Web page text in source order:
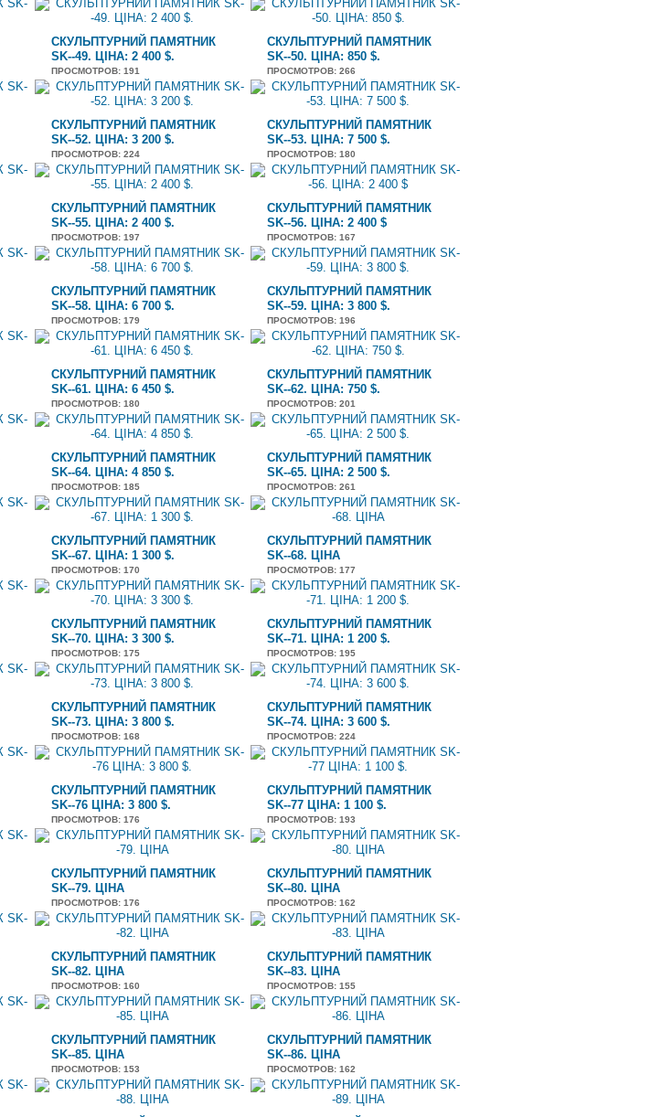
СКУЛЬПТУРНИЙ ПАМЯТНИК
SK--49. ЦІНА: 2 400 $.
ПРОСМОТРОВ: 191
СКУЛЬПТУРНИЙ ПАМЯТНИК
SK--50. ЦІНА: 850 $.
ПРОСМОТРОВ: 266
СКУЛЬПТУРНИЙ ПАМЯТНИК
SK--52. ЦІНА: 3 200 $.
ПРОСМОТРОВ: 224
СКУЛЬПТУРНИЙ ПАМЯТНИК
SK--53. ЦІНА: 7 500 $.
ПРОСМОТРОВ: 180
СКУЛЬПТУРНИЙ ПАМЯТНИК
SK--55. ЦІНА: 2 400 $.
ПРОСМОТРОВ: 197
СКУЛЬПТУРНИЙ ПАМЯТНИК
SK--56. ЦІНА: 2 400 $
ПРОСМОТРОВ: 167
СКУЛЬПТУРНИЙ ПАМЯТНИК
SK--58. ЦІНА: 6 700 $.
ПРОСМОТРОВ: 179
СКУЛЬПТУРНИЙ ПАМЯТНИК
SK--59. ЦІНА: 3 800 $.
ПРОСМОТРОВ: 196
СКУЛЬПТУРНИЙ ПАМЯТНИК
SK--61. ЦІНА: 6 450 $.
ПРОСМОТРОВ: 180
СКУЛЬПТУРНИЙ ПАМЯТНИК
SK--62. ЦІНА: 750 $.
ПРОСМОТРОВ: 201
СКУЛЬПТУРНИЙ ПАМЯТНИК
SK--64. ЦІНА: 4 850 $.
ПРОСМОТРОВ: 185
СКУЛЬПТУРНИЙ ПАМЯТНИК
SK--65. ЦІНА: 2 500 $.
ПРОСМОТРОВ: 261
СКУЛЬПТУРНИЙ ПАМЯТНИК
SK--67. ЦІНА: 1 300 $.
ПРОСМОТРОВ: 170
СКУЛЬПТУРНИЙ ПАМЯТНИК
SK--68. ЦІНА
ПРОСМОТРОВ: 177
СКУЛЬПТУРНИЙ ПАМЯТНИК
SK--70. ЦІНА: 3 300 $.
ПРОСМОТРОВ: 175
СКУЛЬПТУРНИЙ ПАМЯТНИК
SK--71. ЦІНА: 1 200 $.
ПРОСМОТРОВ: 195
СКУЛЬПТУРНИЙ ПАМЯТНИК
SK--73. ЦІНА: 3 800 $.
ПРОСМОТРОВ: 168
СКУЛЬПТУРНИЙ ПАМЯТНИК
SK--74. ЦІНА: 3 600 $.
ПРОСМОТРОВ: 224
СКУЛЬПТУРНИЙ ПАМЯТНИК
SK--76 ЦІНА: 3 800 $.
ПРОСМОТРОВ: 176
СКУЛЬПТУРНИЙ ПАМЯТНИК
SK--77 ЦІНА: 1 100 $.
ПРОСМОТРОВ: 193
СКУЛЬПТУРНИЙ ПАМЯТНИК
SK--79. ЦІНА
ПРОСМОТРОВ: 176
СКУЛЬПТУРНИЙ ПАМЯТНИК
SK--80. ЦІНА
ПРОСМОТРОВ: 162
СКУЛЬПТУРНИЙ ПАМЯТНИК
SK--82. ЦІНА
ПРОСМОТРОВ: 160
СКУЛЬПТУРНИЙ ПАМЯТНИК
SK--83. ЦІНА
ПРОСМОТРОВ: 155
СКУЛЬПТУРНИЙ ПАМЯТНИК
SK--85. ЦІНА
ПРОСМОТРОВ: 153
СКУЛЬПТУРНИЙ ПАМЯТНИК
SK--86. ЦІНА
ПРОСМОТРОВ: 162